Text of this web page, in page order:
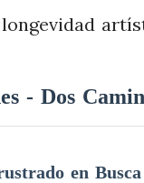
- Dos
en